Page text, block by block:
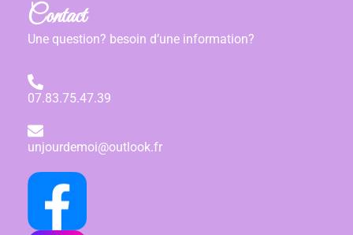
Contact
Une question? besoin d’une information?
07.83.75.47.39
unjourdemoi@outlook.fr